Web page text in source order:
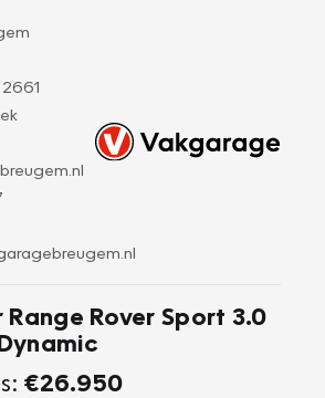
Range Rover Sport 3.0
€26.950